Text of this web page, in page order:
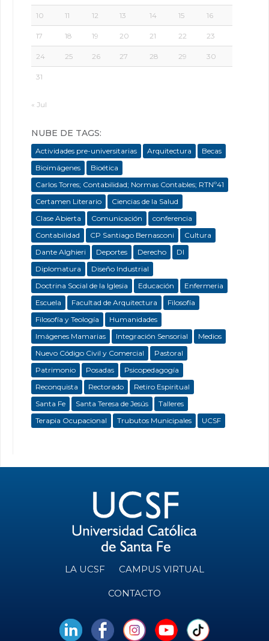
10 11 12 13 14 15 16
17 18 19 20 21 22 23
24 25 26 27 28 29 30
31
« Jul
NUBE DE TAGS:
Actividades pre-universitarias Arquitectura
Becas
Bioimágenes
Bioética
Carlos Torres; Contabilidad; Normas Contables; RTNº41
Certamen Literario
Ciencias de la Salud
Clase Abierta
Comunicación
conferencia
Contabilidad
CP Santiago Bernasconi
Cultura
Dante Alghieri
Deportes Derecho
DI
Diplomatura
Diseño Industrial
Doctrina Social de la Iglesia
Educación
Enfermeria
Escuela
Facultad de Arquitectura
Filosofía
Filosofía y Teología
Humanidades
Imágenes Mamarias
Integración Sensorial
Medios
Nuevo Código Civil y Comercial
Pastoral
Patrimonio
Posadas
Psicopedagogía
Reconquista
Rectorado
Retiro Espiritual
Santa Fe
Santa Teresa de Jesús
Talleres
Terapia Ocupacional
Trubutos Municipales UCSF
LA UCSF CAMPUS VIRTUAL
CONTACTO